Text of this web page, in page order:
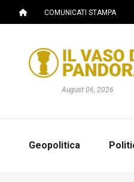
COMUNICATI STAMPA
August 06, 2026
Geopolitica